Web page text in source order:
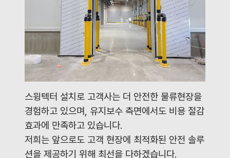
스윙텍터 설치로 고객사는 더 안전한 물류현장을
경험하고 있으며, 유지보수 측면에서도 비용 절감
효과에 만족하고 있습니다.
저희는 앞으로도 고객 현장에 최적화된 안전 솔루
션을 제공하기 위해 최선을 다하겠습니다.